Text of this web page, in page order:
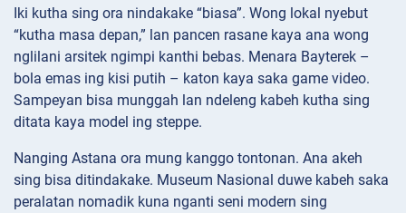
Iki kutha sing ora nindakake “biasa”. Wong lokal nyebut
“kutha masa depan,” lan pancen rasane kaya ana wong
nglilani arsitek ngimpi kanthi bebas. Menara Bayterek –
bola emas ing kisi putih – katon kaya saka game video.
Sampeyan bisa munggah lan ndeleng kabeh kutha sing
ditata kaya model ing steppe.
Nanging Astana ora mung kanggo tontonan. Ana akeh
sing bisa ditindakake. Museum Nasional duwe kabeh saka
peralatan nomadik kuna nganti seni modern sing